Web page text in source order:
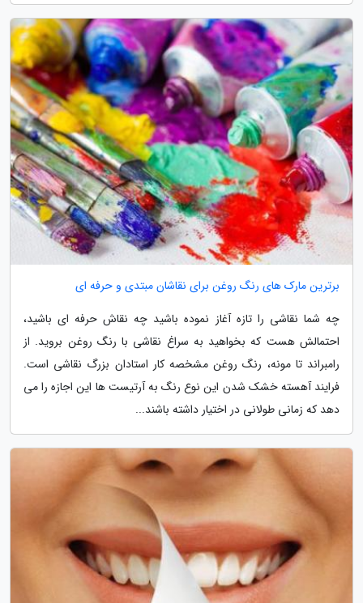
برترین مارک های رنگ روغن برای نقاشان مبتدی و حرفه ای
چه شما نقاشی را تازه آغاز نموده باشید چه نقاش حرفه ای باشید،
احتمالش هست که بخواهید به سراغ نقاشی با رنگ روغن بروید. از
رامبراند تا مونه، رنگ روغن مشخصه کار استادان بزرگ نقاشی است.
فرایند آهسته خشک شدن این نوع رنگ به آرتیست ها این اجازه را می
دهد که زمانی طولانی در اختیار داشته باشند...